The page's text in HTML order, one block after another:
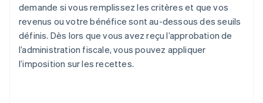
demande si vous remplissez les critères et que vos
revenus ou votre bénéfice sont au-dessous des seuils
définis. Dès lors que vous avez reçu l’approbation de
l’administration fiscale, vous pouvez appliquer
l’imposition sur les recettes.